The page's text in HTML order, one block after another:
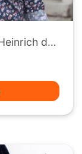
AUSVERKAUFT - Best Of Heinrich del Core